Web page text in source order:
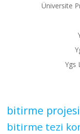
Üniversite
Ygs
bitirme projesi
bitirme tezi